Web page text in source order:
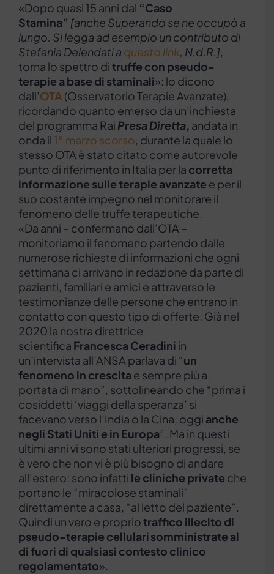
«Dopo quasi 15 anni dal “Caso
Stamina” [anche Superando se ne occupò a
lungo. Si legga ad esempio un contributo di
Stefania Delendati a questo link, N.d.R.],
torna lo spettro ditruffe con pseudo-
terapie a base di staminali»: lo dicono
dall’OTA (Osservatorio Terapie Avanzate),
ricordando quanto emerso da un’inchiesta
del programma Rai Presa Diretta, andata in
onda il 1° marzo scorso, durante la quale lo
stesso OTA è stato citato come autorevole
punto di riferimento in Italia per la corretta
informazione sulle terapie avanzate e per il
suo costante impegno nel monitorare il
fenomeno delle truffe terapeutiche.
«Da anni – confermano dall’OTA –
monitoriamo il fenomeno partendo dalle
numerose richieste di informazioni che ogni
settimana ci arrivano in redazione da parte di
pazienti, familiari e amici e attraverso le
testimonianze delle persone che entrano in
contatto con questo tipo di offerte. Già nel
2020 la nostra direttrice
scientifica Francesca Ceradini in
un’intervista all’ANSA parlava di “un
fenomeno in crescita e sempre più a
portata di mano”, sottolineando che “prima i
cosiddetti ‘viaggi della speranza’ si
facevano verso l’India o la Cina, oggi anche
negli Stati Uniti e in Europa”. Ma in questi
ultimi anni vi sono stati ulteriori progressi, se
è vero che non vi è più bisogno di andare
all’estero: sono infatti le cliniche private che
portano le “miracolose staminali”
direttamente a casa, “al letto del paziente”.
Quindi un vero e propriotraffico illecito di
pseudo-terapie cellulari somministrate al
di fuori di qualsiasi contesto clinico
regolamentato».